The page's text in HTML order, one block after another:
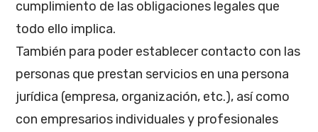
cumplimiento de las obligaciones legales que
todo ello implica.
También para poder establecer contacto con las
personas que prestan servicios en una persona
jurídica (empresa, organización, etc.), así como
con empresarios individuales y profesionales